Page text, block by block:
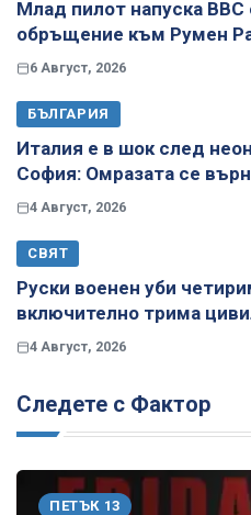
Млад пилот напуска ВВС
обръщение към Румен
6 Август, 2026
БЪЛГАРИЯ
Италия е в шок след
София: Омразата се
4 Август, 2026
СВЯТ
Руски военен уби
включително трима
4 Август, 2026
Следете с Фактор
ПЕТЪК 13